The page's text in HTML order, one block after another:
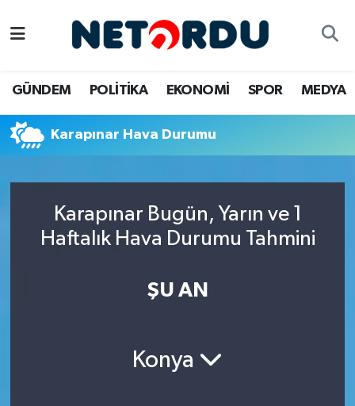
GÜNDEM POLİTİKA EKONOMİ SPOR MEDYA
Karapınar Hava Durumu
Karapınar Bugün, Yarın ve 1
Haftalık Hava Durumu Tahmini
ŞU AN
Konya
DÜNYA
EĞİTİM
EKONOMİ
Namaz Vakitleri
Trafik Durumu
Süper Lig Puan Durumu ve Fikstür
Son Dakika Haberleri